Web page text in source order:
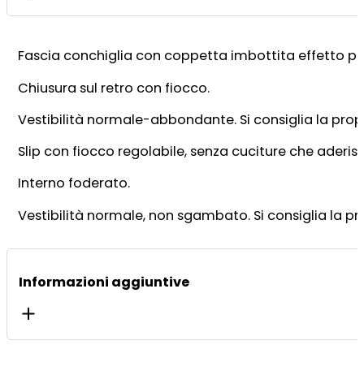
Fascia conchiglia con coppetta imbottita effetto
Chiusura sul retro con fiocco.
Vestibilità normale-abbondante. Si consiglia la
Slip con fiocco regolabile, senza cuciture che
Interno foderato.
Vestibilità normale, non sgambato. Si consiglia la
Informazioni aggiuntive